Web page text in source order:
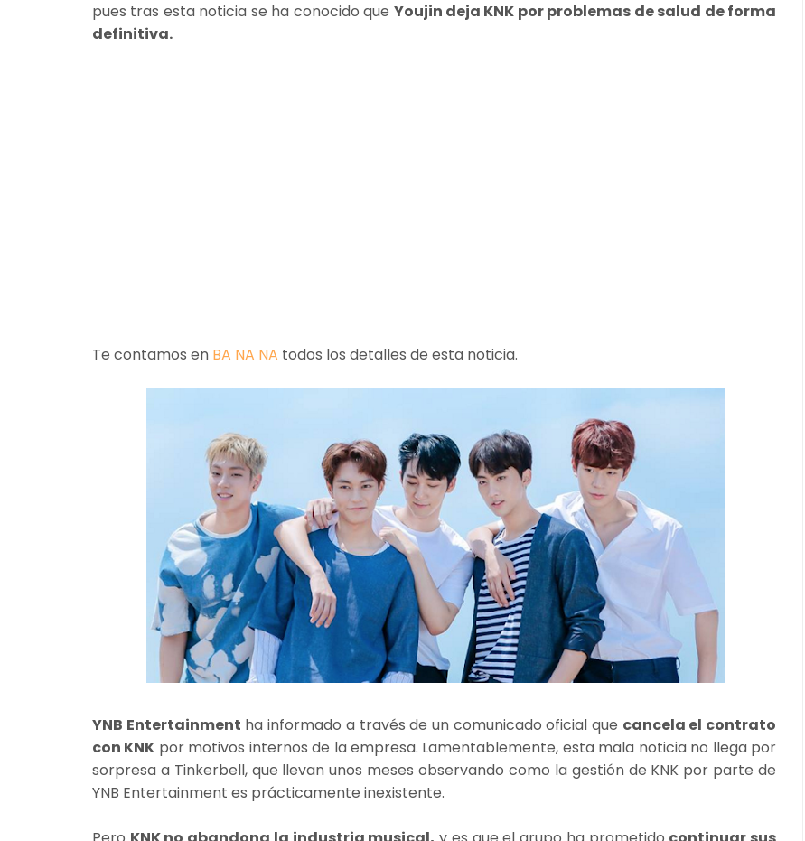
pues tras esta noticia se ha conocido que Youjin deja KNK por problemas de salud de forma
definitiva.
Te contamos en BA NA NA todos los detalles de esta noticia.
YNB Entertainment ha informado a través de un comunicado oficial que cancela el contrato
con KNK por motivos internos de la empresa. Lamentablemente, esta mala noticia no llega por
sorpresa a Tinkerbell, que llevan unos meses observando como la gestión de KNK por parte de
YNB Entertainment es prácticamente inexistente.